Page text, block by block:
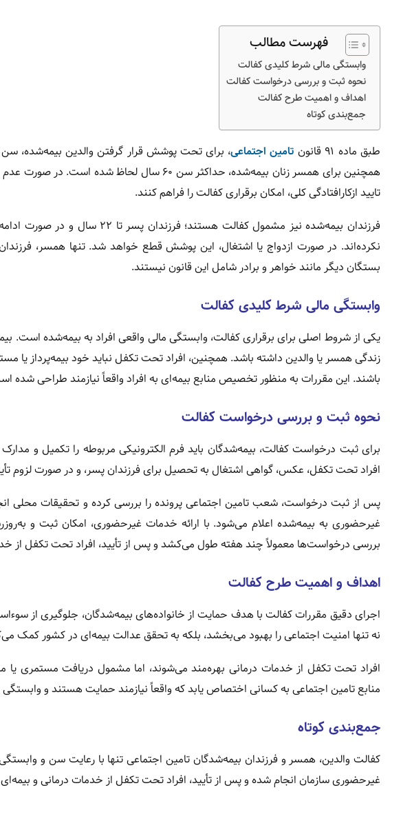
فهرست مطالب
وابستگی مالی شرط کلیدی کفالت
نحوه ثبت و بررسی درخواست کفالت
اهداف و اهمیت طرح کفالت
جمع‌بندی کوتاه
طبق ماده ۹۱ قانون تامین اجتماعی
همچنین برای همسر زنان بیمه‌شده، حداکثر سن ۶۰
تایید ازکارافتادگی کلی، امکان برقراری کفالت را فراهم کنند.
فرزندان بیمه‌شده نیز مشمول کفالت
نکرده‌اند. در صورت ازدواج یا اشتغال، این پوشش قطع خواهد شد. تنها همسر،
بستگان دیگر مانند خواهر و برادر شامل این قانون نیستند.
وابستگی مالی شرط کلیدی کفالت
یکی از شروط اصلی برای برقراری کفالت، وابستگی مالی واقعی افراد به بیمه‌شده است.
زندگی همسر یا والدین داشته باشد. همچنین، افراد تحت تکفل نباید خود بیمه‌پرداز یا
باشند. این مقررات به منظور تخصیص منابع بیمه‌ای به افراد واقعاً نیازمند طراحی شده
نحوه ثبت و بررسی درخواست کفالت
برای ثبت درخواست کفالت، بیمه‌شدگان باید فرم الکترونیکی مربوطه را تکمیل و
افراد تحت تکفل، عکس، گواهی اشتغال به تحصیل برای فرزندان پسر، و در صورت لزوم
پس از ثبت درخواست، شعب تامین اجتماعی پرونده را بررسی کرده و تحقیقات محلی
غیرحضوری به بیمه‌شده اعلام می‌شود. با ارائه خدمات غیرحضوری، امکان ثبت و
بررسی درخواست‌ها معمولاً چند هفته طول می‌کشد و پس از تأیید، افراد تحت تکفل از
اهداف و اهمیت طرح کفالت
اجرای دقیق مقررات کفالت با هدف حمایت از خانواده‌های بیمه‌شدگان، جلوگیری از
نه تنها امنیت اجتماعی را بهبود می‌بخشد، بلکه به تحقق عدالت بیمه‌ای در کشور کمک
افراد تحت تکفل از خدمات درمانی بهره‌مند می‌شوند، اما مشمول دریافت مستمری
منابع تامین اجتماعی به کسانی اختصاص یابد که واقعاً نیازمند حمایت هستند و
جمع‌بندی کوتاه
کفالت والدین، همسر و فرزندان بیمه‌شدگان تامین اجتماعی تنها با رعایت سن و
غیرحضوری سازمان انجام شده و پس از تأیید، افراد تحت تکفل از خدمات درمانی و